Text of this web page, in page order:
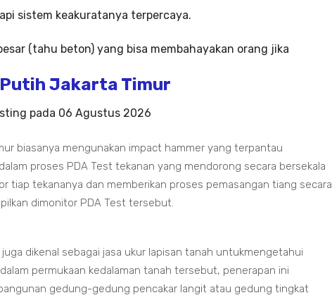
sistem keakuratanya terpercaya.
(tahu beton) yang bisa membahayakan orang jika
Putih Jakarta Timur
pada 06 Agustus 2026
biasanya mengunakan impact hammer yang terpantau
proses PDA Test tekanan yang mendorong secara bersekala
tiap tekananya dan memberikan proses pemasangan tiang secara
dimonitor PDA Test tersebut.
dikenal sebagai jasa ukur lapisan tanah untukmengetahui
permukaan kedalaman tanah tersebut, penerapan ini
gedung-gedung pencakar langit atau gedung tingkat